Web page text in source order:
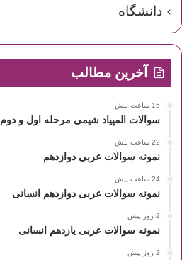
دانشگاه
آخرین مطالب
15 ساعت پیش
سوالات المپیاد شیمی مرحله اول و دوم
22 ساعت پیش
نمونه سوالات عربی دوازدهم
24 ساعت پیش
نمونه سوالات عربی دوازدهم انسانی
2 روز پیش
نمونه سوالات عربی یازدهم انسانی
2 روز پیش